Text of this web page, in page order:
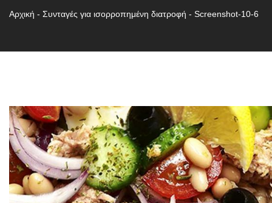
Αρχική - Συνταγές για ισορροπημένη διατροφή - Screenshot-10-6